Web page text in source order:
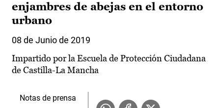
enjambres de abejas en el entorno
urbano
08 de Junio de 2019
Impartido por la Escuela de Protección Ciudadana
de Castilla-La Mancha
Notas de prensa